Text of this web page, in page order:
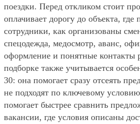
поездки. Перед откликом стоит
оплачивает дорогу до объекта,
сотрудники, как организованы
спецодежда, медосмотр, аванс,
оформление и понятные контакты
подборке также учитывается
30: она помогает сразу отсеять
не подходят по ключевому
помогает быстрее сравнить
вакансии, где условия описаны